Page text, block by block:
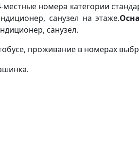
номера категории
санузел на этаже.
санузел.
проживание в номерах